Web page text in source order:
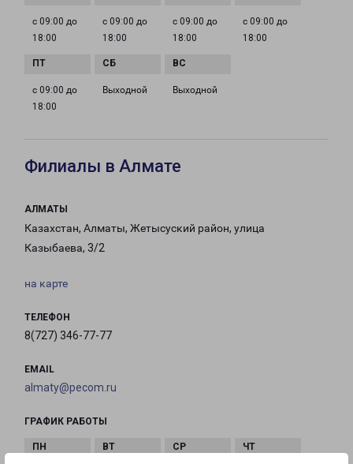
с 09:00 до
18:00
с 09:00 до
18:00
с 09:00 до
18:00
с 09:00 до
18:00
с 09:00 до
18:00
Выходной Выходной
Филиалы в Алмате
АЛМАТЫ
Казахстан, Алматы, Жетысуский район, улица
Казыбаева, 3/2
на карте
ТЕЛЕФОН
8(727) 346-77-77
EMAIL
almaty@pecom.ru
ГРАФИК РАБОТЫ